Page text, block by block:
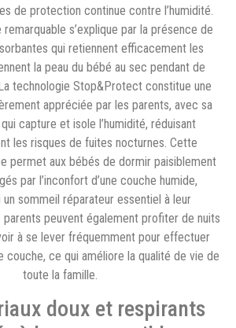
de protection continue contre l’humidité.
s’explique par la présence de
qui retiennent efficacement les
la peau du bébé au sec pendant de
technologie Stop&Protect constitue une
appréciée par les parents, avec sa
capture et isole l’humidité, réduisant
les risques de fuites nocturnes. Cette
permet aux bébés de dormir paisiblement
par l’inconfort d’une couche humide,
un sommeil réparateur essentiel à leur
peuvent également profiter de nuits
à se lever fréquemment pour effectuer
couche, ce qui améliore la qualité de vie de
toute la famille.
doux et respirants